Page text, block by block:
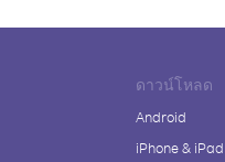
ดาวน์โหลด
Android
iPhone & iPad